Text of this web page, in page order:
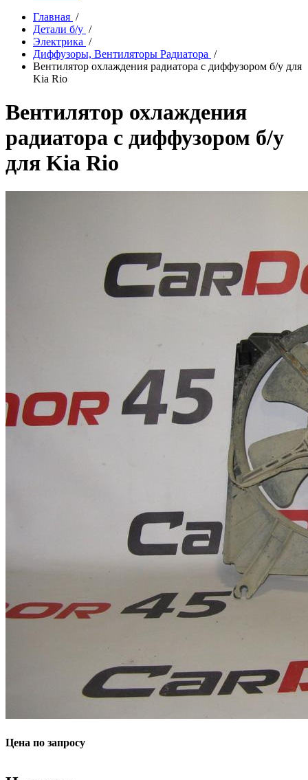
Главная /
Детали б/у /
Электрика /
Диффузоры, Вентиляторы Радиатора /
Вентилятор охлаждения радиатора с диффузором б/у для
Kia Rio
Вентилятор охлаждения
радиатора с диффузором б/у
для Kia Rio
Цена по запросу